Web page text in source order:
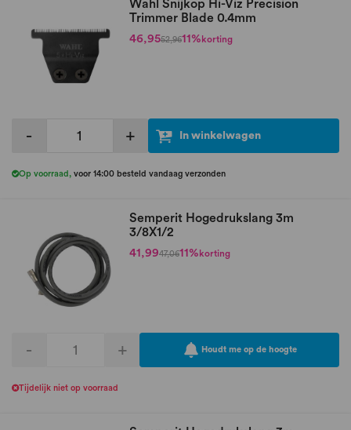
Wahl Snijkop Hi-Viz Precision
Trimmer Blade 0.4mm
46,9552,9611% korting
- + In winkelwagen
Op voorraad , voor 14:00 besteld vandaag verzonden
Semperit Hogedrukslang 3m
3/8X1/2
41,9947,0611% korting
- + Houdt me op de hoogte
Tijdelijk niet op voorraad